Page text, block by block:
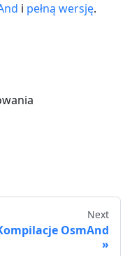
i pełną wersję.
Next
OsmAnd